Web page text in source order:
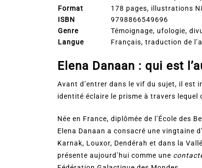
Format
178 pages, illustrations
ISBN
9798866549696
Genre
Témoignage, ufologie,
Langue
Français, traduction de
Elena Danaan : qui est
Avant d’entrer dans le vif du sujet, il est
identité éclaire le prisme à travers lequel
Née en France, diplômée de l’École des
Elena Danaan a consacré une vingtaine
Karnak, Louxor, Dendérah et dans la
présente aujourd’hui comme une